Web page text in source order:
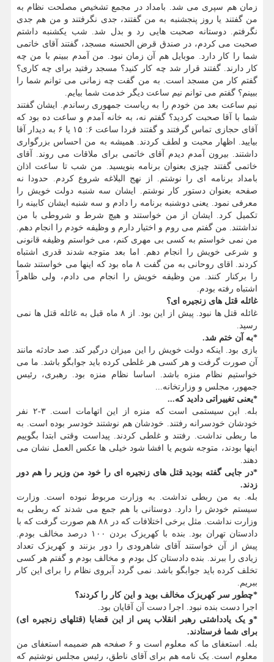
زمان هم سپری می شد. بامداد در مجمع تشخیص مصلحت نظام به
من گفتند یا روز پنجشنبه به من گفتند، جدی نگرفتند و من هم جدی
نگرفتم. دوستانه صحبت هایی رد و بدل شد. شب یکشنبه داشتم
صحبت می کردم، در صندق قرض الحسنه مسجد، گفتند آقای خاتمی
شما را کار دارد. موبایل هم آن زمان نبود. من آمدم ببینم با من چه
کار دارند. گفتند قرار شد چه کار کنید؟ مسجد رفتید برای چه کاری؟
گفتم کار من مسجد است. به من گفت چه زمانی می توانم شما را
ببینم؟ گفتم می توانم نیم ساعت دیگر خدمت شما بیایم.
نیم ساعت بعد من خودم را به ریاست جمهوری رساندم. ایشان گفتند
شما با آقا صحبت کردید؟ گفتم نه، به خانه آمدم و ساعت ده بود که
آقای حجازی تماس گرفتند و گفتند فردا ساعت ۶: ۱۵ یا ۶ به دیدار آقا
بیایید. اظهار محبت و لطف کردند. همیشه به من احساس بزرگواری
داشتند. بیرون آمدم دیدم آقای خاتمی برای ملاقات می روند. آقای
خاتمی گفتند چیزی بعنوان برنامه بنویسید. من شب تا ساعت اذان
بامداد برنامه ای را نوشتم. از نهج البلاغه شروع کردم. حدودا نه
صفحه بعنوان دستور کار نوشتم. ایشان سه شنبه دولت خویش را
معرفی نمود. یعنی دوشنبه برنامه را دادم و سه شنبه ایشان کابینه را
تکمیل کرد. ایشان از من خواستند و هیچ شرط و شروطی با من
نداشتند. من گفتم می روم و اختیار دارم و وظیفه خودم را انجام دهم.
من نمی خواستم به کسی بی مهری کنم، می خواستم وظیفه قانونی
و شرعی خویش را انجام دهم. اما بعد متوجه شدند قدری اشتباه
کردند. اقای روحانی به من گفت ۸ ماه بود که اینها می خواستند شما
را برکنار کنند. من وظیفه خویش را انجام می دادم، ولی ظاهراً
اشتباه رفته بودم.
غائله قتل های زنجیره ای؟
غائله قتل ها نبود. پیش از این بود. از ۸ ماه قبل به غائله قتل ها نمی
رسید.
*به آن ختم شد.
بازی بود. اینکه دولت خویش را این میزان درگیر کند. صد حادثه مانند
آن صورت گرفت و هر کسی هر غلطی کرده باید جوابگو باشد. ما می
خواستیم نظام منزه باشد. اساسا نظام منزه بود. رهبری، رئیس
جمهور، مجلس و وزارتخانه...
*یعنی تغییراتی دادید که...
بله. این سیستمی است که منزه از این اتهامات است. ۳-۲ نفر
خودشان خودسرانه رفتند. خودشان هم نوشتند خودسر بوده است. به
ما ربطی نداشت. رفتند و غلطی کردند. پیداست وقتی ابتدا بگوییم
اینها بودند، متوجه شویم یا افشا شود خیلی ها عکس العمل نشان می
دهند.
*در جایی گفته بودید قتل های زنجیره ای را خود من وزیر را هم دور
زدند.
بله. به من ربطی نداشت. به وزارت مربوط نبوده است. وزارت
سیستم خودش را دارد. دوستانی با هم جمع می شدند که ربطی به
وزارت نداشت. مثل برخی اختلافات که در ۸۸ هم صورت گرفت که با
دادستان تهران بود. بنده با کهریزک بردن ۱۰۰ درصد مخالف بودم.
پیش از آن خواستند آقای شاهرودی را دور بزنند و کهریزک تعداد
زیادی را ببرند. بنده دادستان کل بودم و مخالف بودم و گفتم هر کسی
تخلف کرده باید جوابگو باشد. نمی گردد آبروی نظام را برای این کار
ببریم.
*چطور سر کهریزک مخالف بوید و این کار را کردند؟
اجرا دست بنده نبود. اجرا دست آن آقایان بود.
*و یک یادداشتی رهبر انقلاب پس از این قضایا (قتلهای زنجیره ای)
برای شما فرستادند.
بله. استعفای ما که معلوم است و ۶ صفحه هم ضمیمه استعفای من
معلوم است. یک نامه هم برای آقای ناطق، رئیس مجلس نوشتیم که